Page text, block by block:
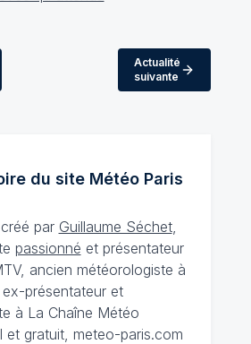
Actualité
suivante
du site MétéoParis
par Guillaume Séchet,
passionné et présentateur
ancien météorologiste à
présentateur et
à La Chaîne Météo
et gratuit, meteo-paris.com